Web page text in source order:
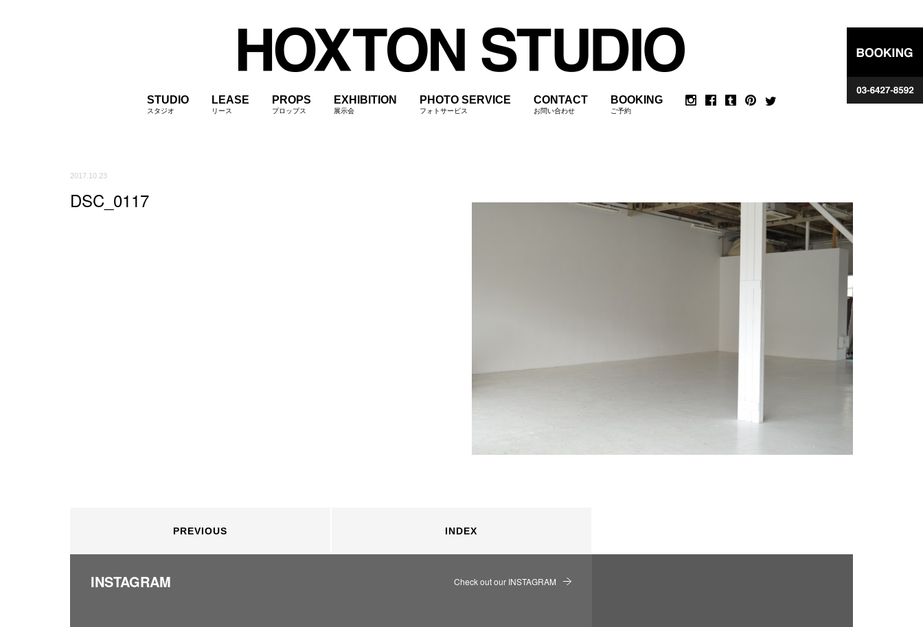
STUDIO
スタジオ
LEASE
リース
PROPS
プロップス
EXHIBITION
展示会
PHOTO SERVICE
フォトサービス
CONTACT
お問い合わせ
BOOKING
ご予約
2017.10.23
DSC_0117
PREVIOUS INDEX
INSTAGRAM Check out our INSTAGRAM